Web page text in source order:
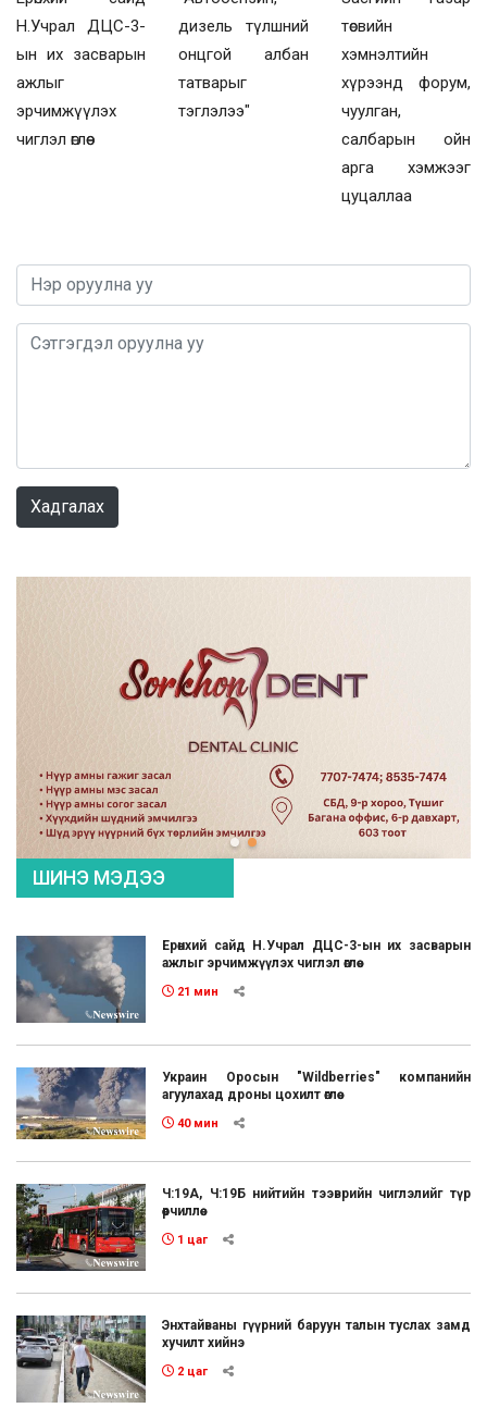
Н.Учрал ДЦС-3-
ын их засварын
ажлыг
эрчимжүүлэх
чиглэл өглөө
дизель түлшний
онцгой албан
татварыг
тэглэлээ"
төсвийн
хэмнэлтийн
хүрээнд форум,
чуулган,
салбарын ойн
арга хэмжээг
цуцаллаа
Хадгалах
ШИНЭ МЭДЭЭ
Ерөнхий сайд Н.Учрал ДЦС-3-ын их засварын
ажлыг эрчимжүүлэх чиглэл өглөө
21 мин
Украин Оросын "Wildberries" компанийн
агуулахад дроны цохилт өглөө
40 мин
Ч:19А, Ч:19Б нийтийн тээврийн чиглэлийг түр
өөрчиллөө
1 цаг
Энхтайваны гүүрний баруун талын туслах замд
хучилт хийнэ
2 цаг